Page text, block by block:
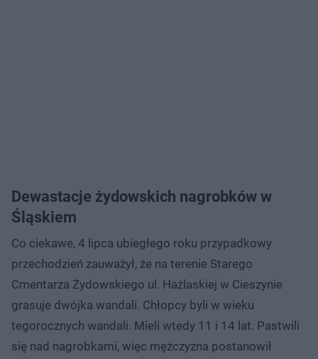
Dewastacje żydowskich nagrobków w
Śląskiem
Co ciekawe, 4 lipca ubiegłego roku przypadkowy
przechodzień zauważył, że na terenie Starego
Cmentarza Żydowskiego ul. Hażlaskiej w Cieszynie
grasuje dwójka wandali. Chłopcy byli w wieku
tegorocznych wandali. Mieli wtedy 11 i 14 lat. Pastwili
się nad nagrobkami, więc mężczyzna postanowił